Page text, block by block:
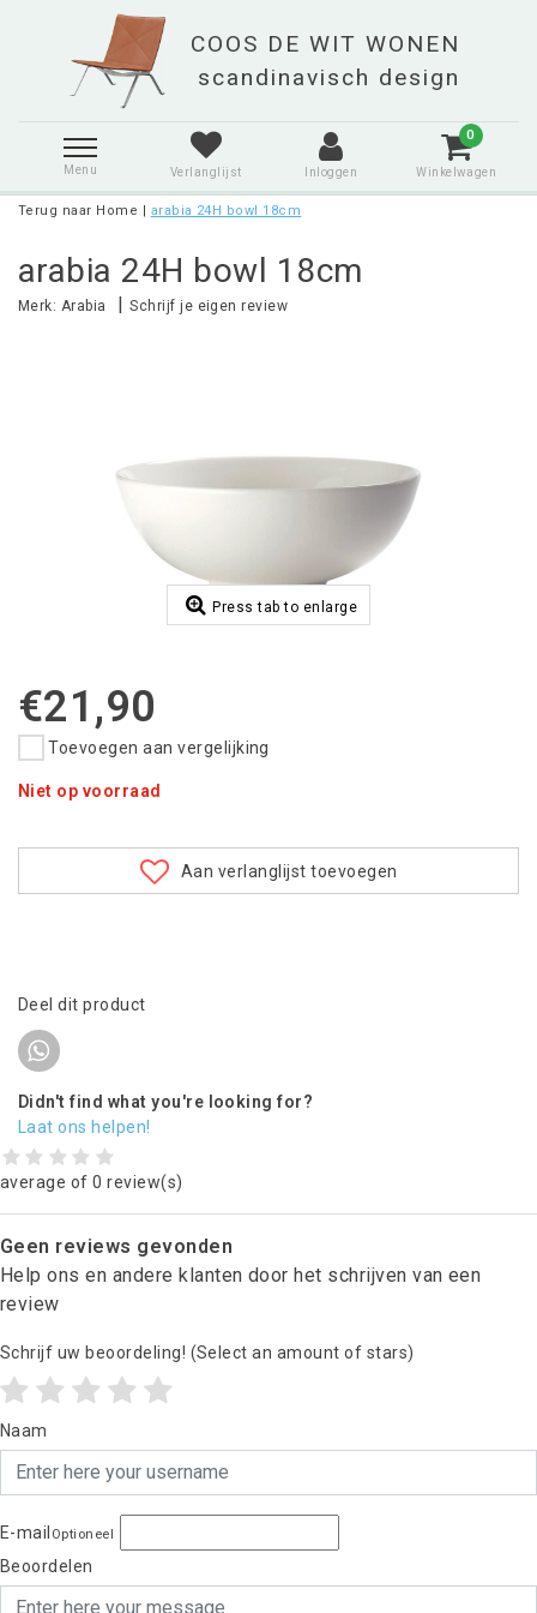
Menu Verlanglijst Inloggen
0
Winkelwagen
Terug naar Home | arabia 24H bowl 18cm
arabia 24H bowl 18cm
Merk: Arabia |Schrijf je eigen review
Press tab to enlarge
€21,90
Toevoegen aan vergelijking
Niet op voorraad
Aan verlanglijst toevoegen
Deel dit product
Didn't find what you're looking for?
Laat ons helpen!
average of 0 review(s)
Geen reviews gevonden
Help ons en andere klanten door het schrijven van een
review
Schrijf uw beoordeling! (Select an amount of stars)
Naam
E-mail Optioneel
Beoordelen